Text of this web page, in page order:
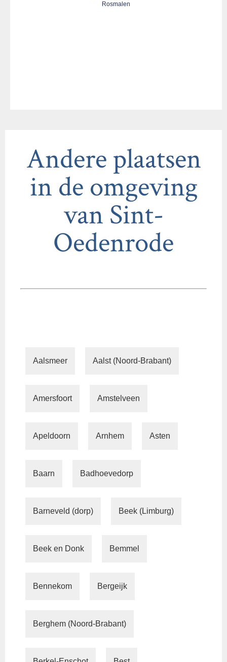
Rosmalen
Andere plaatsen
in de omgeving
van Sint-
Oedenrode
Aalsmeer Aalst (Noord-Brabant)
Amersfoort Amstelveen
Apeldoorn Arnhem Asten
Baarn Badhoevedorp
Barneveld (dorp) Beek (Limburg)
Beek en Donk Bemmel
Bennekom Bergeijk
Berghem (Noord-Brabant)